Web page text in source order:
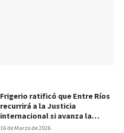
16 de Marzo de 2026
Frigerio ratificó que Entre Ríos
recurrirá a la Justicia
internacional si avanza la
refinería frente a Colón